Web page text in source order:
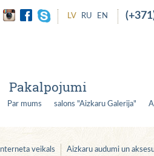
LV RU EN
Pakalpojumi
Par mums salons "Aizkaru Galerija"
Interneta veikals Aizkaru audumi un